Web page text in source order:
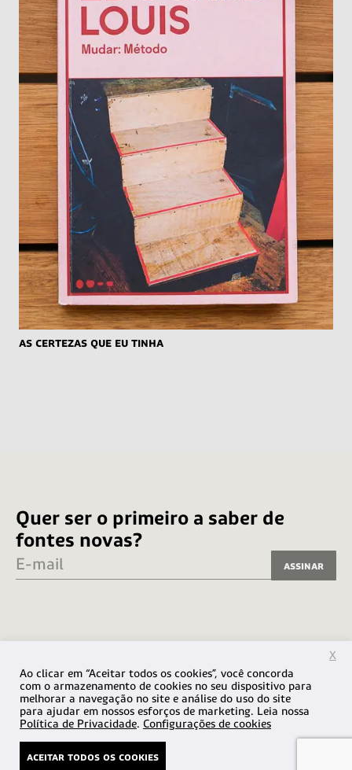
As Certezas Que Eu Tinha
Quer ser o primeiro a saber de
fontes novas?
E-mail Assinar
© 2026 Fabio Haag Type / VLF Design Ltda
Ao clicar em “Aceitar todos os cookies”, você concorda
com o armazenamento de cookies no seu dispositivo para
melhorar a navegação no site e análise do uso do site
para ajudar em nossos esforços de marketing. Leia nossa
Política de Privacidade. Configurações de cookies
aceitar todos os cookies
X